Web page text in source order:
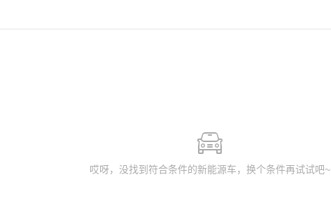
哎呀，没找到符合条件的新能源车，换个条件再试试吧~